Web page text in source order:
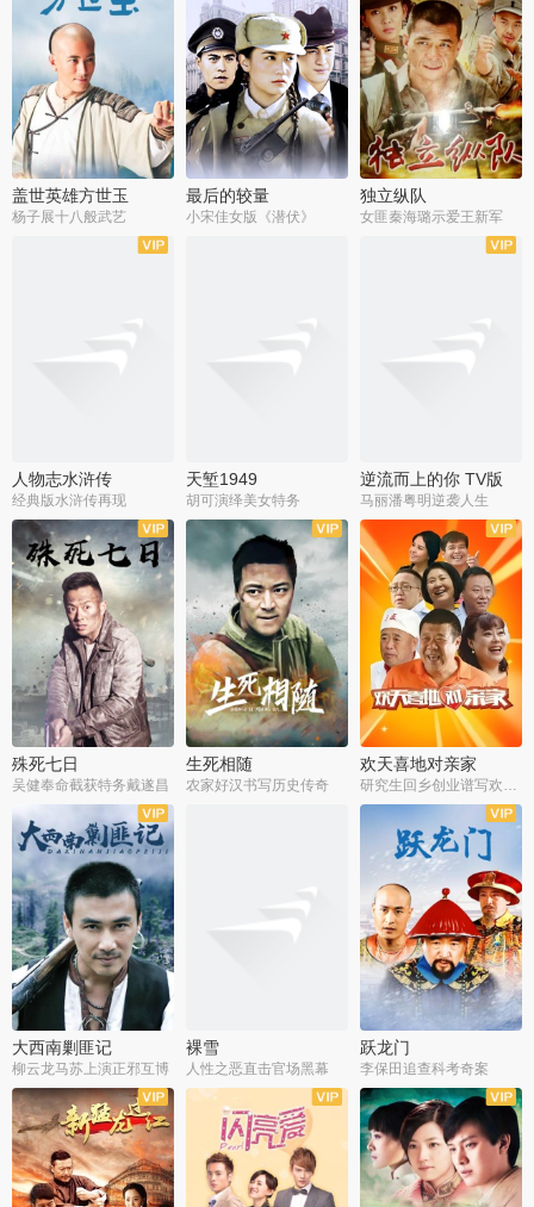
盖世英雄方世玉
杨子展十八般武艺
最后的较量
小宋佳女版《潜伏》
独立纵队
女匪秦海璐示爱王新军
人物志水浒传
经典版水浒传再现
天堑1949
胡可演绎美女特务
逆流而上的你 TV版
马丽潘粤明逆袭人生
全34集
殊死七日
吴健奉命截获特务戴遂昌
全21集
生死相随
农家好汉书写历史传奇
全35集
欢天喜地对亲家
大西南剿匪记
柳云龙马苏上演正邪互博
裸雪
人性之恶直击官场黑幕
全30集
跃龙门
李保田追查科考奇案
全36集
全37集 全30集